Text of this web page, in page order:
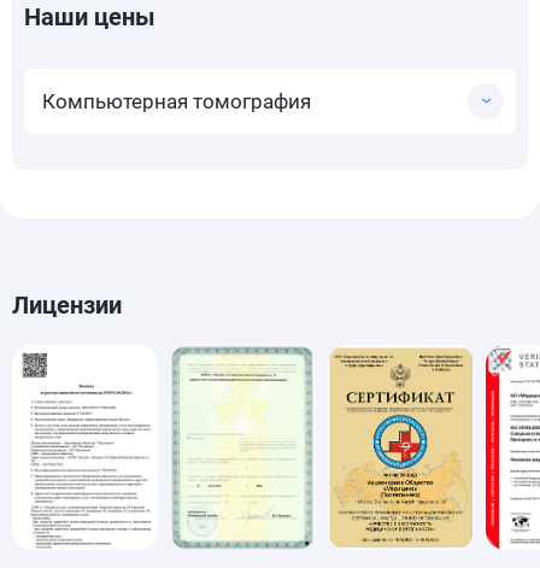
Наши цены
Компьютерная томография
Лицензии